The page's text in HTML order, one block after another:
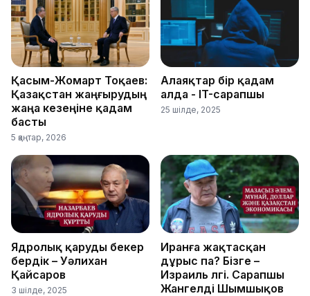
Қасым-Жомарт Тоқаев:
Қазақстан жаңғырудың
жаңа кезеңіне қадам
басты
5 қаңтар, 2026
Алаяқтар бір қадам
алда - IT-сарапшы
25 шілде, 2025
Ядролық қаруды бекер
бердік – Уәлихан
Қайсаров
3 шілде, 2025
Иранға жақтасқан
дұрыс па? Бізге –
Израиль үлгі. Сарапшы
Жангелді Шымшықов